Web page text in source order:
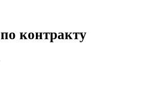
по контракту